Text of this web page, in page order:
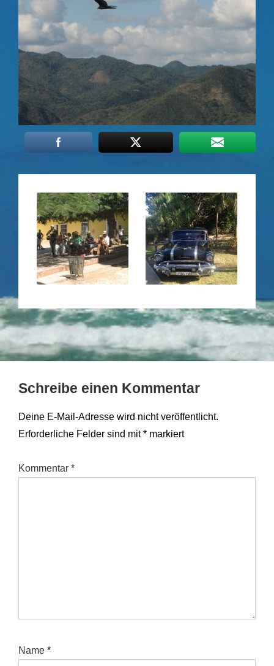
Schreibe einen Kommentar
Deine E-Mail-Adresse wird nicht veröffentlicht.
Erforderliche Felder sind mit* markiert
Kommentar *
Name *